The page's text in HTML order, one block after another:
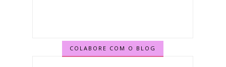
COLABORE COM O BLOG